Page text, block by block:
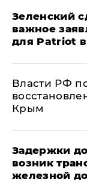
Зеленский
важное
для Patriot
Власти РФ
Крым
Задержки
возник
железной